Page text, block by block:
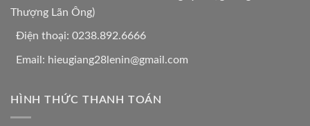
Thượng Lãn Ông)
Điện thoại: 0238.892.6666
Email: hieugiang28lenin@gmail.com
HÌNH THỨC THANH TOÁN